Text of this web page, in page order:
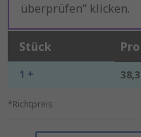
überprüfen“ klicken.
Stück
1 +
*Richtpreis